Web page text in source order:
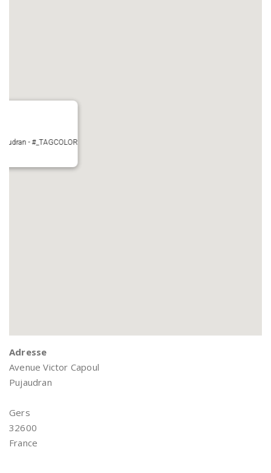
- #_TAGCOLOR
Adresse
Avenue Victor Capoul
Pujaudran
Gers
32600
France